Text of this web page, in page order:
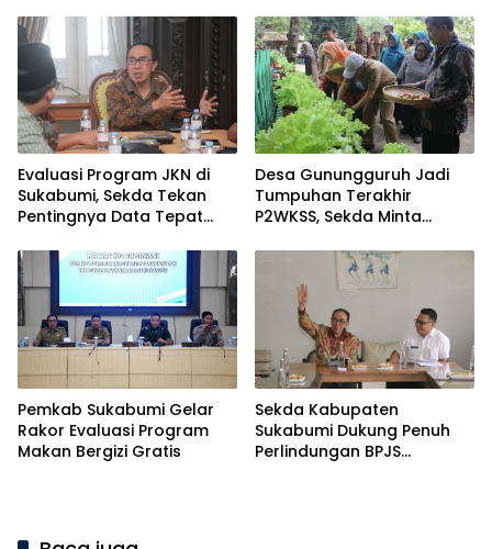
Evaluasi Program JKN di
Sukabumi, Sekda Tekan
Pentingnya Data Tepat
Desa Gunungguruh Jadi
Tumpuhan Terakhir
P2WKSS, Sekda Minta
Pemkab Sukabumi Gelar
Rakor Evaluasi Program
Makan Bergizi Gratis
Sekda Kabupaten
Sukabumi Dukung Penuh
Perlindungan BPJS